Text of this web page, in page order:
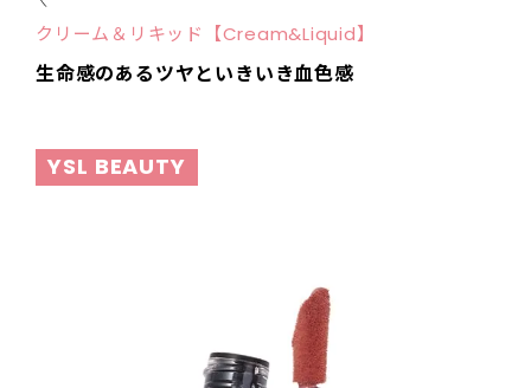
クリーム＆リキッド【Cream&Liquid】
生命感のあるツヤといきいき血色感
YSL BEAUTY